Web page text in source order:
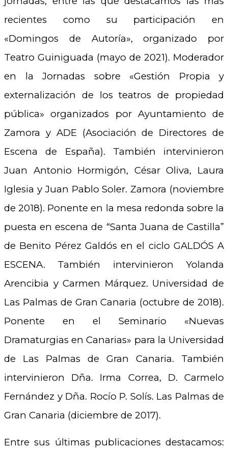
recientes como su participación en
«Domingos de Autoría», organizado por
Teatro Guiniguada (mayo de 2021). Moderador
en la Jornadas sobre «Gestión Propia y
externalización de los teatros de propiedad
pública» organizados por Ayuntamiento de
Zamora y ADE (Asociación de Directores de
Escena de España). También intervinieron
Juan Antonio Hormigón, César Oliva, Laura
Iglesia y Juan Pablo Soler. Zamora (noviembre
de 2018). Ponente en la mesa redonda sobre la
puesta en escena de “Santa Juana de Castilla”
de Benito Pérez Galdós en el ciclo GALDÓS A
ESCENA. También intervinieron Yolanda
Arencibia y Carmen Márquez. Universidad de
Las Palmas de Gran Canaria (octubre de 2018).
Ponente en el Seminario «Nuevas
Dramaturgias en Canarias» para la Universidad
de Las Palmas de Gran Canaria. También
intervinieron Dña. Irma Correa, D. Carmelo
Fernández y Dña. Rocío P. Solís. Las Palmas de
Gran Canaria (diciembre de 2017).
Entre sus últimas publicaciones destacamos: